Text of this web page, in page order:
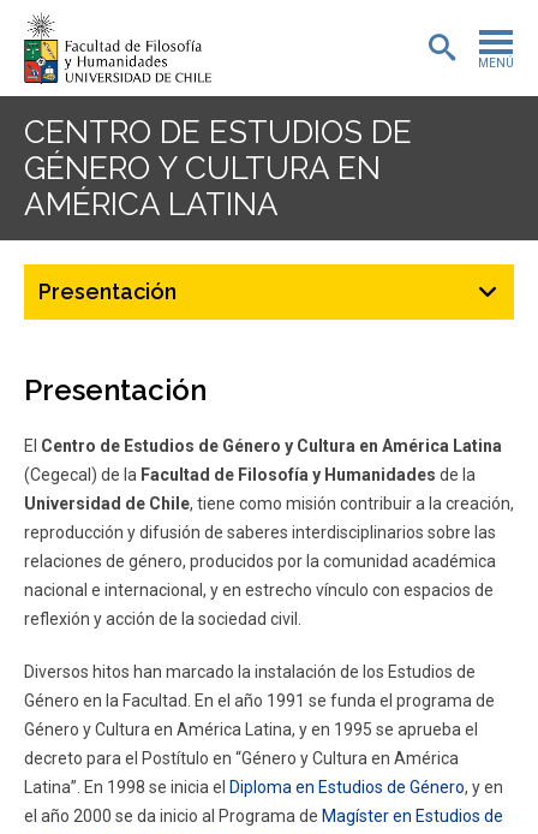
MENÚ
PORTADA
ADMISIÓN
BIBLIOTECA
DEPARTAMENTOS
FACULTAD
Estudiantes
Académicos Egresados
CENTRO DE ESTUDIOS DE
GÉNERO Y CULTURA EN
AMÉRICA LATINA
Presentación
Presentación
El Centro de Estudios de Género y Cultura en América Latina
(Cegecal) de la Facultad de Filosofía y Humanidades de la
Universidad de Chile, tiene como misión contribuir a la creación,
reproducción y difusión de saberes interdisciplinarios sobre las
relaciones de género, producidos por la comunidad académica
nacional e internacional, y en estrecho vínculo con espacios de
reflexión y acción de la sociedad civil.
Diversos hitos han marcado la instalación de los Estudios de
Género en la Facultad. En el año 1991 se funda el programa de
Género y Cultura en América Latina, y en 1995 se aprueba el
decreto para el Postítulo en “Género y Cultura en América
Latina”. En 1998 se inicia el Diploma en Estudios de Género, y en
el año 2000 se da inicio al Programa de Magíster en Estudios de